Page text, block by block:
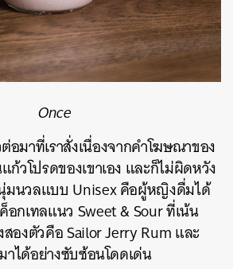
Once
อมาที่เราสั่งเนื่องจากคำโฆษณาของ
ก้วโปรดของเขาเอง และก็ไม่ผิดหวัง
มนวลแบบ Unisex คือผู้หญิงดื่มได้
กเทลแนว Sweet & Sour ที่เน้น
องตัวคือ Sailor Jerry Rum และ
าได้อย่างซับซ้อนโดดเด่น